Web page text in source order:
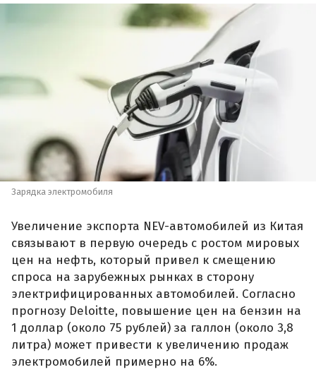
Зарядка электромобиля
Увеличение экспорта NEV-автомобилей из Китая
связывают в первую очередь с ростом мировых
цен на нефть, который привел к смещению
спроса на зарубежных рынках в сторону
электрифицированных автомобилей. Согласно
прогнозу Deloitte, повышение цен на бензин на
1 доллар (около 75 рублей) за галлон (около 3,8
литра) может привести к увеличению продаж
электромобилей примерно на 6%.